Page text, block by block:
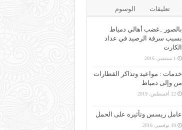
تعليقات الوسوم
بالصور ..غضب أهالي دمياط
بسبب سرقة الرصيد في عداد
الكارت
1 سبتمبر، 2016
خدمات : مواعيد وتذاكر القطارات
من وإلى دمياط
22 أغسطس، 2019
عامل ريسس وتأثيره على الحمل
19 نوفمبر، 2016